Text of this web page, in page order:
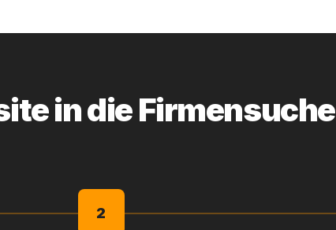
in die Firmensuche
2